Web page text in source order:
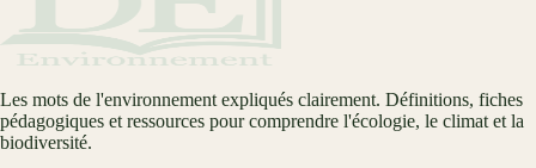
Les mots de l'environnement expliqués clairement. Définitions, fiches
pédagogiques et ressources pour comprendre l'écologie, le climat et la
biodiversité.